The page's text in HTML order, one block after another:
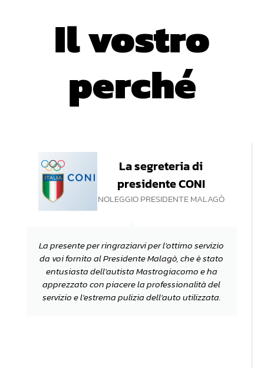
Il vostro
perché
La presente per ringraziarvi per l'ottimo servizio
da voi fornito al Presidente Malagò, che è stato
entusiasta dell'autista Mastrogiacomo e ha
apprezzato con piacere la professionalità del
servizio e l'estrema pulizia dell'auto utilizzata.
La segreteria di
presidente CONI
NOLEGGIO PRESIDENTE MALAGÒ